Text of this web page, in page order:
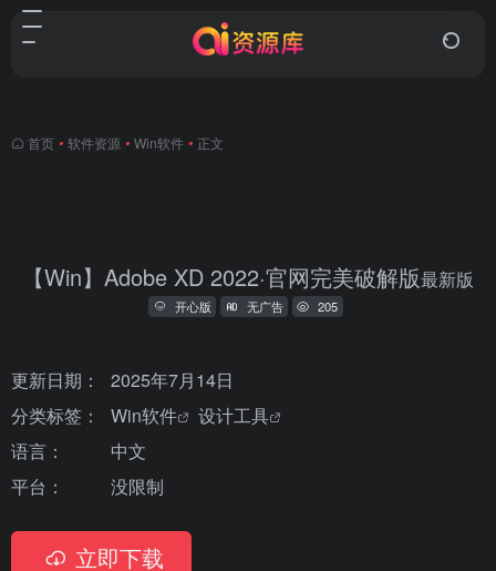
首页 • 软件资源 • Win软件 • 正文
【Win】Adobe XD 2022·官网完美破解版最新版
开心版 无广告 205
更新日期：
2025年7月14日
分类标签：
Win软件
设计工具
语言：
中文
平台：
没限制
立即下载